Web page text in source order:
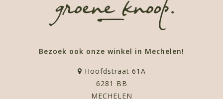
Bezoek ook onze winkel in Mechelen!
Hoofdstraat 61A
6281 BB
MECHELEN